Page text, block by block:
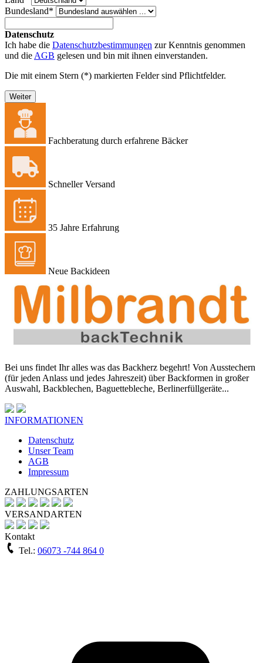
Bundesland*
Datenschutz
Ich habe die Datenschutzbestimmungen zur Kenntnis genommen
und dieAGB gelesen und bin mit ihnen einverstanden.
Die mit einem Stern (*) markierten Felder sind Pflichtfelder.
Weiter
Fachberatung durch erfahrene Bäcker
Schneller Versand
35 Jahre Erfahrung
Neue Backideen
Bei uns findet Ihr alles was das Backherz begehrt! Von Ausstechern
(für jeden Anlass und jedes Jahreszeit) über Backformen in großer
Auswahl, Backblechen, Baguettebleche, Berlinerfüllgeräte...
INFORMATIONEN
Datenschutz
Unser Team
AGB
Impressum
ZAHLUNGSARTEN
VERSANDARTEN
Kontakt
Tel.: 06073 -744 864 0